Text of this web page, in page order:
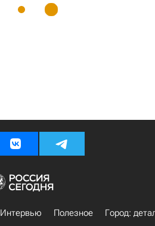
Интервью Полезное
Город: